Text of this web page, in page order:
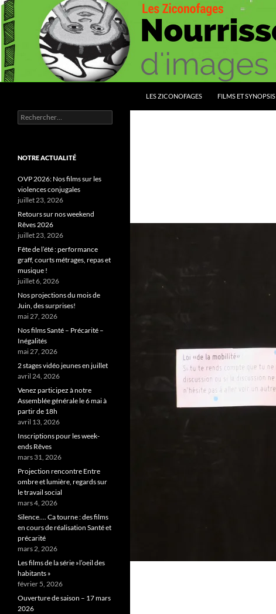
Aller
au
contenu
LES ZICONOFAGES FILMS ET SYNOPSIS
Nourrissez vous d'images
Rechercher :
NOTRE ACTUALITÉ
OVP 2026: Nos films sur les
violences conjugales
juillet 23, 2026
Retours sur nos weekend
Rêves 2026
juillet 23, 2026
Fête de l’été : performance
graff, courts métrages, repas et
musique !
juillet 6, 2026
Nos projections du mois de
Juin, des surprises!
mai 27, 2026
Nos films Santé – Précarité –
Inégalités
mai 27, 2026
2 stages vidéo jeunes en juillet
avril 24, 2026
Venez participez à notre
Assemblée générale le 6 mai à
partir de 18h
avril 13, 2026
Inscriptions pour les week-
ends Rêves
mars 31, 2026
Projection rencontre Entre
ombre et lumière, regards sur
le travail social
mars 4, 2026
Silence…. Ca tourne : des films
en cours de réalisation Santé et
précarité
mars 2, 2026
Les films de la série »l’oeil des
habitants »
février 5, 2026
Ouverture de saison – 17 mars
2026